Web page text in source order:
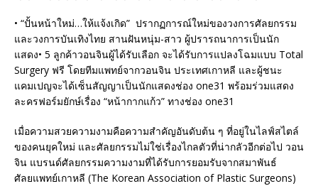
• “ปั้นหน้าใหม่…ให้แจ้งเกิด” ปรากฏการณ์ใหม่ของวงการศัลยกรรม
และวงการบันเทิงไทย สานฝันหนุ่ม-สาว ผู้ปรารถนาการเป็นนัก
แสดง• 5 ลูกค้าวอนจินผู้ได้รับเลือก จะได้รับการแปลงโฉมแบบ Total
Surgery ฟรี โดยทีมแพทย์จากวอนจิน ประเทศเกาหลี และผู้ชนะ
แคมเปญจะได้เซ็นสัญญาเป็นนักแสดงช่อง one31 พร้อมร่วมแสดง
ละครฟอร์มยักษ์เรื่อง “หน้ากากแก้ว” ทางช่อง one31
เมื่อความสวยความงามคือความสำคัญอันดับต้น ๆ ที่อยู่ในไลฟ์สไตล์
ของคนยุคใหม่ และศัลยกรรมไม่ใช่เรื่องไกลตัวที่น่ากลัวอีกต่อไป วอน
จิน แบรนด์ศัลยกรรมความงามที่ได้รับการยอมรับจากสมาพันธ์
ศัลยแพทย์เกาหลี (The Korean Association of Plastic Surgeons)